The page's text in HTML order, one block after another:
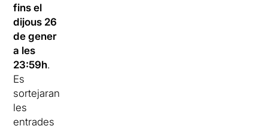
fins el
dijous 26
de gener
a les
23:59h.
Es
sortejaran
les
entrades